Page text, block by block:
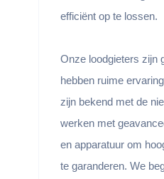
efficiënt op te lossen.
Onze loodgieters zijn
hebben ruime
zijn bekend met de
werken met
en apparatuur om
te garanderen. We